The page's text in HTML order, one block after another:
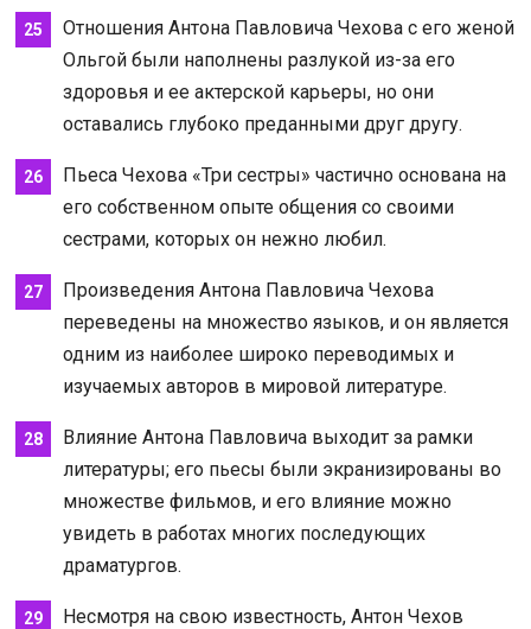
Отношения Антона Павловича Чехова с его женой
Ольгой были наполнены разлукой из-за его
здоровья и ее актерской карьеры, но они
оставались глубоко преданными друг другу.
Пьеса Чехова «Три сестры» частично основана на
его собственном опыте общения со своими
сестрами, которых он нежно любил.
Произведения Антона Павловича Чехова
переведены на множество языков, и он является
одним из наиболее широко переводимых и
изучаемых авторов в мировой литературе.
Влияние Антона Павловича выходит за рамки
литературы; его пьесы были экранизированы во
множестве фильмов, и его влияние можно
увидеть в работах многих последующих
драматургов.
Несмотря на свою известность, Антон Чехов